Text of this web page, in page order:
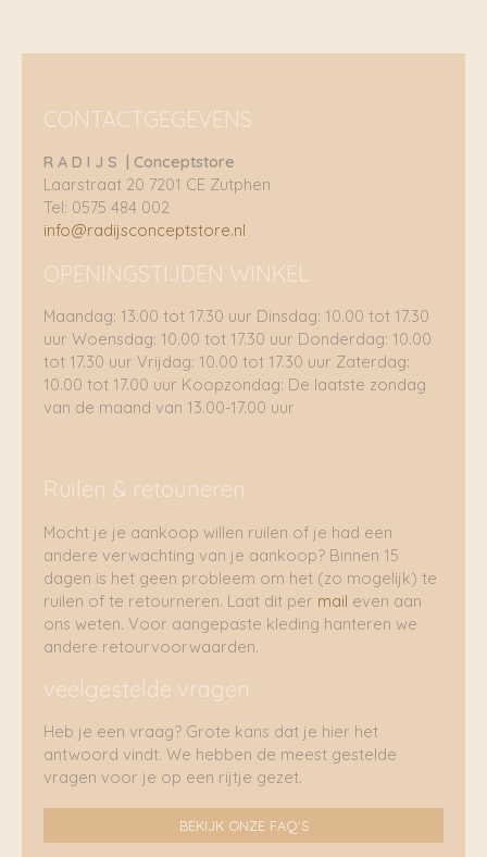
CONTACTGEGEVENS
R A D I J S | Conceptstore
Laarstraat 20 7201 CE Zutphen
Tel: 0575 484 002
info@radijsconceptstore.nl
OPENINGSTIJDEN WINKEL
Maandag: 13.00 tot 17.30 uur Dinsdag: 10.00 tot 17.30
uur Woensdag: 10.00 tot 17.30 uur Donderdag: 10.00
tot 17.30 uur Vrijdag: 10.00 tot 17.30 uur Zaterdag:
10.00 tot 17.00 uur Koopzondag: De laatste zondag
van de maand van 13.00-17.00 uur
Ruilen & retouneren
Mocht je je aankoop willen ruilen of je had een
andere verwachting van je aankoop? Binnen 15
dagen is het geen probleem om het (zo mogelijk) te
ruilen of te retourneren. Laat dit per mail even aan
ons weten. Voor aangepaste kleding hanteren we
andere retourvoorwaarden.
veelgestelde vragen
Heb je een vraag? Grote kans dat je hier het
antwoord vindt. We hebben de meest gestelde
vragen voor je op een rijtje gezet.
BEKIJK ONZE FAQ'S